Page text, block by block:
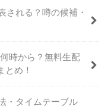
される？噂の候補・
時から？無料生配
とめ！
・タイムテーブル